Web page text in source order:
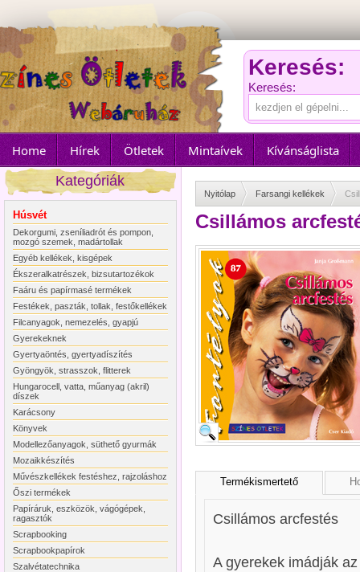
Keresés:
Keresés:
Home Hírek Ötletek Mintaívek
Kívánságlista
Kategóriák
Húsvét
Dekorgumi, zseníliadrót és pompon,
mozgó szemek, madártollak
Egyéb kellékek, kisgépek
Ékszeralkatrészek, bizsutartozékok
Faáru és papírmasé termékek
Festékek, paszták, tollak, festőkellékek
Filcanyagok, nemezelés, gyapjú
Gyerekeknek
Gyertyaöntés, gyertyadíszítés
Gyöngyök, strasszok, flitterek
Hungarocell, vatta, műanyag (akril)
díszek
Karácsony
Könyvek
Modellezőanyagok, süthető gyurmák
Mozaikkészítés
Művészkellékek festéshez, rajzoláshoz
Őszi termékek
Papíráruk, eszközök, vágógépek,
ragasztók
Scrapbooking
Scrapbookpapírok
Szalvétatechnika
Nyitólap Farsangi kellékek
Csillámos
Termékismertető
Csillámos arcfestés
A gyerekek imádják